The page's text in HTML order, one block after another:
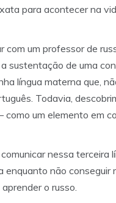
para acontecer na
com um professor de
sustentação de uma
língua materna que,
Todavia,
um elemento em
nessa terceira
não conseguir
o russo.